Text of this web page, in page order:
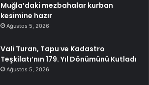
Muğla’daki mezbahalar kurban
kesimine hazır
Ağustos 5, 2026
Vali Turan, Tapu ve Kadastro
Teşkilatı’nın 179. Yıl Dönümünü Kutladı
Ağustos 5, 2026